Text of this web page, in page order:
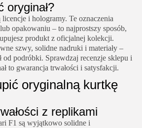
oryginał?
i hologramy. Te oznaczenia
opakowaniu – to najprostszy sposób,
produkt z oficjalnej kolekcji.
szwy, solidne nadruki i materiały –
od podróbki. Sprawdzaj recenzje sklepu i
to gwarancja trwałości i satysfakcji.
oryginalną kurtkę
z replikami
F1 są wyjątkowo solidne i